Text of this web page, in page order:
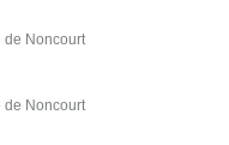
de Noncourt
de Noncourt